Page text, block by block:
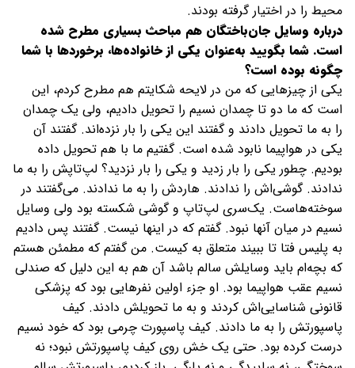
محیط را در اختیار گرفته بودند.
درباره وسایل جان‌باختگان هم مباحث بسیاری مطرح شده
است. شما بگویید به‌عنوان یکی از خانواده‌ها، برخوردها با شما
چگونه بوده است؟
یکی از چیزهایی که من در لایحه شکایتم هم مطرح کردم، این
است که ما دو تا چمدان نسیم را تحویل دادیم، ولی یک چمدان
را به ما تحویل دادند و گفتند این یکی را بار نزده‌اند. گفتند آن
یکی در هواپیما نابود شده است. گفتیم ما با هم تحویل داده
بودیم. چطور یکی را بار زدید و یکی را بار نزدید؟ لپ‌تاپش را به ما
ندادند. گوشی‌اش را ندادند. هاردش را به ما ندادند. می‌گفتند در
سوخته‌هاست. یک‌سری لپ‌تاپ و گوشی شکسته بود ولی وسایل
نسیم در میان آنها نبود. گفتم که در اینها نیست. گفتند پس دادیم
به پلیس فتا تا ببیند متعلق به کیست. من گفتم که مطمئن هستم
که بچه‌ام باید وسایلش سالم باشد آن هم به این دلیل که صندلی
نسیم عقب هواپیما بود. او جزء اولین نفرهایی بود که پزشکی
قانونی شناسایی‌اش کردند و به ما تحویلش دادند. کیف
پاسپورتش را به ما دادند. کیف پاسپورت چرمی بود که خود نسیم
درست کرده بود. حتی یک خش روی کیف پاسپورتش نبود؛ نه